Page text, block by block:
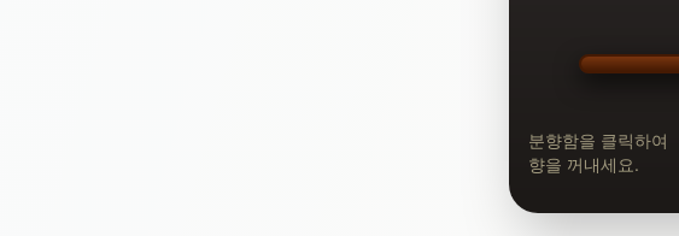
분향함을 클릭하여
향을 꺼내세요.